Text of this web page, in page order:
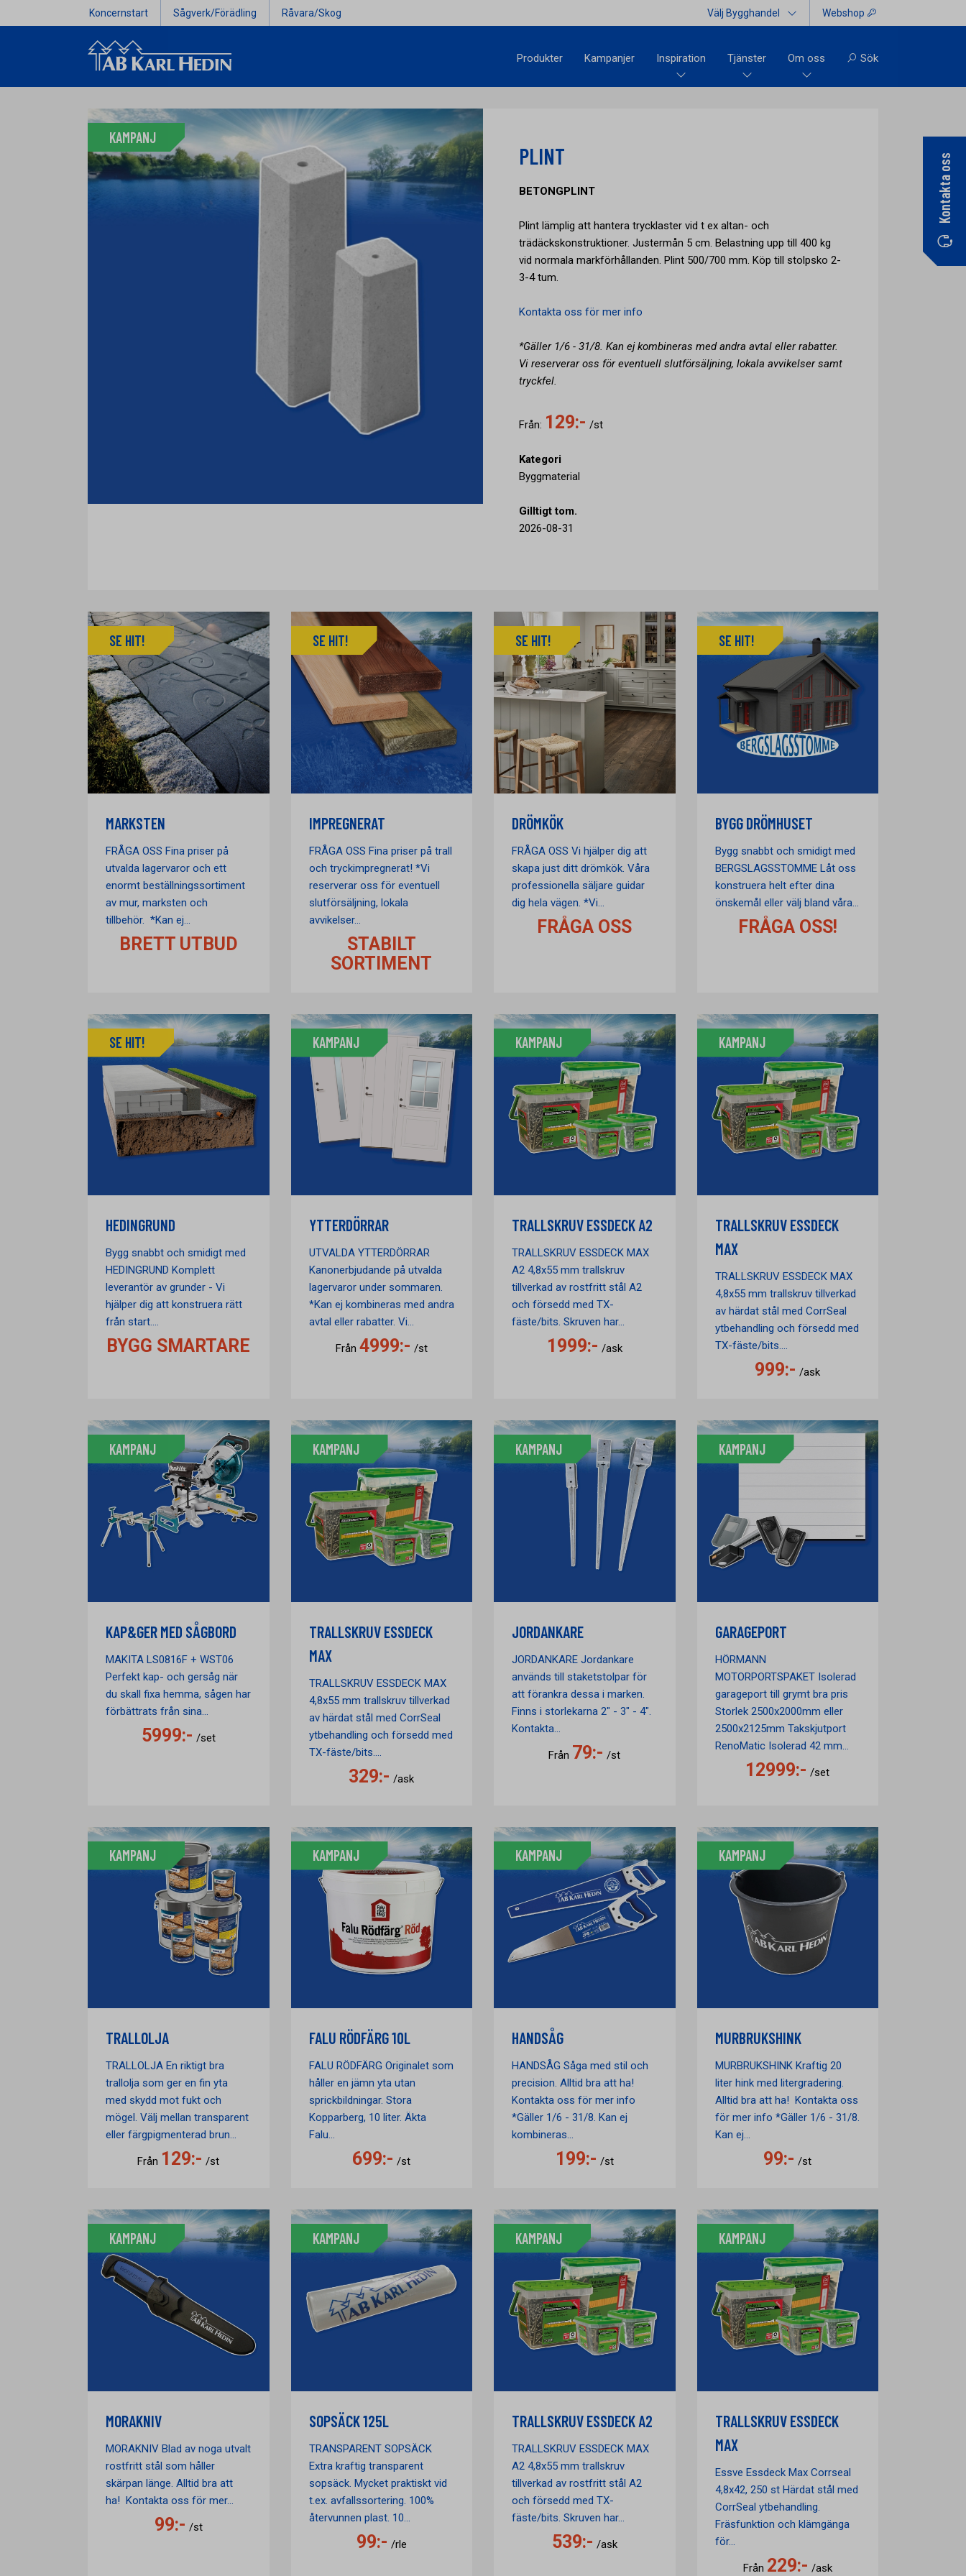
Koncernstart Sågverk/Förädling Råvara/Skog Välj Bygghandel Webshop
Produkter Kampanjer Inspiration Tjänster Om oss Sök
Kontakta oss
KAMPANJ
PLINT
BETONGPLINT
Plint lämplig att hantera trycklaster vid t ex altan- och
trädäckskonstruktioner. Justermån 5 cm. Belastning upp till 400 kg
vid normala markförhållanden. Plint 500/700 mm. Köp till stolpsko 2-
3-4 tum.
Kontakta oss för mer info
*Gäller 1/6 - 31/8. Kan ej kombineras med andra avtal eller rabatter.
Vi reserverar oss för eventuell slutförsäljning, lokala avvikelser samt
tryckfel.
Från: 129:- /st
Kategori
Byggmaterial
Gilltigt tom.
2026-08-31
SE HIT!
MARKSTEN
FRÅGA OSS Fina priser på
utvalda lagervaror och ett
enormt beställningssortiment
av mur, marksten och
tillbehör. *Kan ej...
BRETT UTBUD
SE HIT!
IMPREGNERAT
FRÅGA OSS Fina priser på trall
och tryckimpregnerat! *Vi
reserverar oss för eventuell
slutförsäljning, lokala
avvikelser...
STABILT
SORTIMENT
SE HIT!
DRÖMKÖK
FRÅGA OSS Vi hjälper dig att
skapa just ditt drömkök. Våra
professionella säljare guidar
dig hela vägen. *Vi...
FRÅGA OSS
SE HIT!
BYGG DRÖMHUSET
Bygg snabbt och smidigt med
BERGSLAGSSTOMME Låt oss
konstruera helt efter dina
önskemål eller välj bland våra...
FRÅGA OSS!
SE HIT!
HEDINGRUND
Bygg snabbt och smidigt med
HEDINGRUND Komplett
leverantör av grunder - Vi
hjälper dig att konstruera rätt
från start....
BYGG SMARTARE
KAMPANJ
YTTERDÖRRAR
UTVALDA YTTERDÖRRAR
Kanonerbjudande på utvalda
lagervaror under sommaren.
*Kan ej kombineras med andra
avtal eller rabatter. Vi...
Från 4999:- /st
KAMPANJ
TRALLSKRUV ESSDECK A2
TRALLSKRUV ESSDECK MAX
A2 4,8x55 mm trallskruv
tillverkad av rostfritt stål A2
och försedd med TX-
fäste/bits. Skruven har...
1999:- /ask
KAMPANJ
TRALLSKRUV ESSDECK
MAX
TRALLSKRUV ESSDECK MAX
4,8x55 mm trallskruv tillverkad
av härdat stål med CorrSeal
ytbehandling och försedd med
TX-fäste/bits....
999:- /ask
KAMPANJ
KAP&GER MED SÅGBORD
MAKITA LS0816F + WST06
Perfekt kap- och gersåg när
du skall fixa hemma, sågen har
förbättrats från sina...
5999:- /set
KAMPANJ
TRALLSKRUV ESSDECK
MAX
TRALLSKRUV ESSDECK MAX
4,8x55 mm trallskruv tillverkad
av härdat stål med CorrSeal
ytbehandling och försedd med
TX-fäste/bits....
329:- /ask
KAMPANJ
JORDANKARE
JORDANKARE Jordankare
används till staketstolpar för
att förankra dessa i marken.
Finns i storlekarna 2" - 3" - 4".
Kontakta...
Från 79:- /st
KAMPANJ
GARAGEPORT
HÖRMANN
MOTORPORTSPAKET Isolerad
garageport till grymt bra pris
Storlek 2500x2000mm eller
2500x2125mm Takskjutport
RenoMatic Isolerad 42 mm...
12999:- /set
KAMPANJ
TRALLOLJA
TRALLOLJA En riktigt bra
trallolja som ger en fin yta
med skydd mot fukt och
mögel. Välj mellan transparent
eller färgpigmenterad brun...
Från 129:- /st
KAMPANJ
FALU RÖDFÄRG 10L
FALU RÖDFÄRG Originalet som
håller en jämn yta utan
sprickbildningar. Stora
Kopparberg, 10 liter. Äkta
Falu...
699:- /st
KAMPANJ
HANDSÅG
HANDSÅG Såga med stil och
precision. Alltid bra att ha!
Kontakta oss för mer info
*Gäller 1/6 - 31/8. Kan ej
kombineras...
199:- /st
KAMPANJ
MURBRUKSHINK
MURBRUKSHINK Kraftig 20
liter hink med litergradering.
Alltid bra att ha! Kontakta oss
för mer info *Gäller 1/6 - 31/8.
Kan ej...
99:- /st
KAMPANJ
MORAKNIV
MORAKNIV Blad av noga utvalt
rostfritt stål som håller
skärpan länge. Alltid bra att
ha! Kontakta oss för mer...
99:- /st
KAMPANJ
SOPSÄCK 125L
TRANSPARENT SOPSÄCK
Extra kraftig transparent
sopsäck. Mycket praktiskt vid
t.ex. avfallssortering. 100%
återvunnen plast. 10...
99:- /rle
KAMPANJ
TRALLSKRUV ESSDECK A2
TRALLSKRUV ESSDECK MAX
A2 4,8x55 mm trallskruv
tillverkad av rostfritt stål A2
och försedd med TX-
fäste/bits. Skruven har...
539:- /ask
KAMPANJ
TRALLSKRUV ESSDECK
MAX
Essve Essdeck Max Corrseal
4,8x42, 250 st Härdat stål med
CorrSeal ytbehandling.
Fräsfunktion och klämgänga
för...
Från 229:- /ask